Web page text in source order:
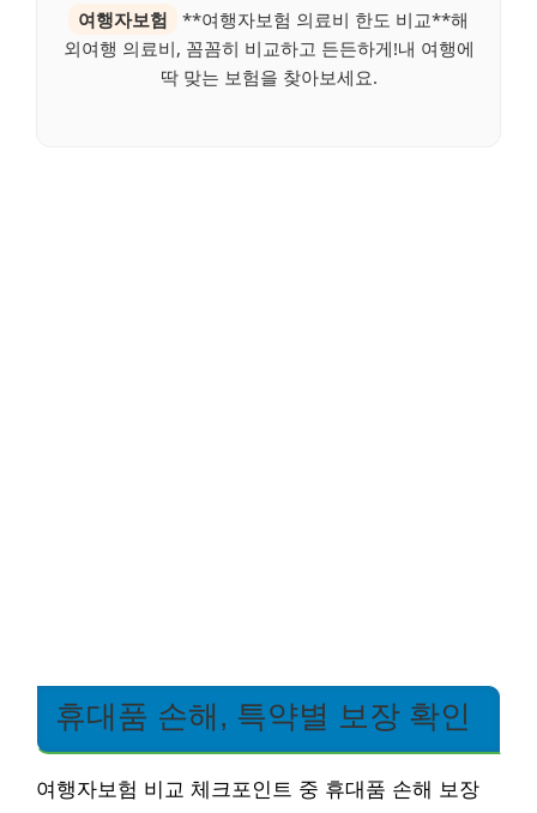
여행자보험
**여행자보험 의료비 한도 비교**해
외여행 의료비, 꼼꼼히 비교하고 든든하게!내 여행에
딱 맞는 보험을 찾아보세요.
휴대품 손해, 특약별 보장 확인
여행자보험 비교 체크포인트 중 휴대품 손해 보장